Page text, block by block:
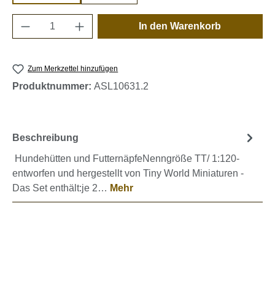
Produkt Anzahl: Gib den gewünschten
In den Warenkorb
Zum Merkzettel hinzufügen
Produktnummer: ASL10631.2
Beschreibung
Hundehütten und FutternäpfeNenngröße TT/ 1:120-
entworfen und hergestellt von Tiny World Miniaturen -
Das Set enthält:je 2… Mehr